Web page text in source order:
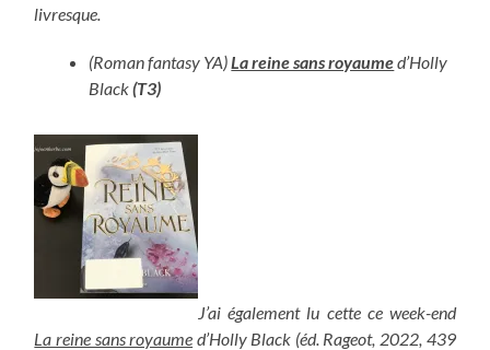
livresque.
(Roman fantasy YA) La reine sans royaumed’Holly
Black(T3)
J’ai également lu cette ce week-end
La reine sans royaume d’Holly Black (éd. Rageot, 2022, 439